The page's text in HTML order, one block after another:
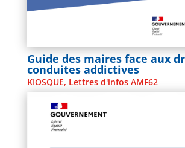
Guide des maires face aux
conduites addictives
KIOSQUE, Lettres d'infos AMF62